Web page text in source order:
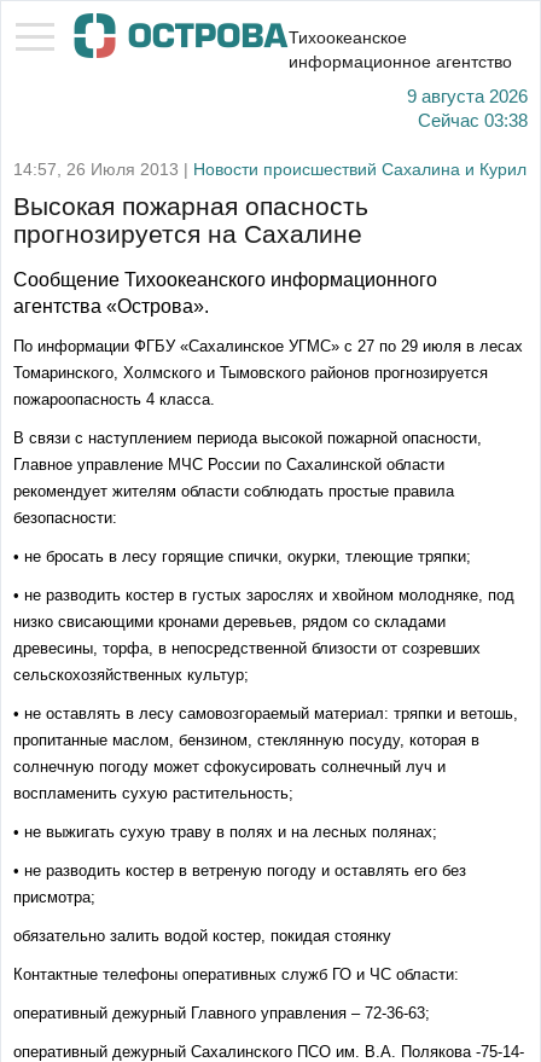
Тихоокеанское
информационное агентство
9 августа 2026
Сейчас 03:38
14:57, 26 Июля 2013 | Новости происшествий Сахалина и Курил
Высокая пожарная опасность
прогнозируется на Сахалине
Сообщение Тихоокеанского информационного
агентства «Острова».
По информации ФГБУ «Сахалинское УГМС» с 27 по 29 июля в лесах
Томаринского, Холмского и Тымовского районов прогнозируется
пожароопасность 4 класса.
В связи с наступлением периода высокой пожарной опасности,
Главное управление МЧС России по Сахалинской области
рекомендует жителям области соблюдать простые правила
безопасности:
• не бросать в лесу горящие спички, окурки, тлеющие тряпки;
• не разводить костер в густых зарослях и хвойном молодняке, под
низко свисающими кронами деревьев, рядом со складами
древесины, торфа, в непосредственной близости от созревших
сельскохозяйственных культур;
• не оставлять в лесу самовозгораемый материал: тряпки и ветошь,
пропитанные маслом, бензином, стеклянную посуду, которая в
солнечную погоду может сфокусировать солнечный луч и
воспламенить сухую растительность;
• не выжигать сухую траву в полях и на лесных полянах;
• не разводить костер в ветреную погоду и оставлять его без
присмотра;
обязательно залить водой костер, покидая стоянку
Контактные телефоны оперативных служб ГО и ЧС области:
оперативный дежурный Главного управления – 72-36-63;
оперативный дежурный Сахалинского ПСО им. В.А. Полякова -75-14-